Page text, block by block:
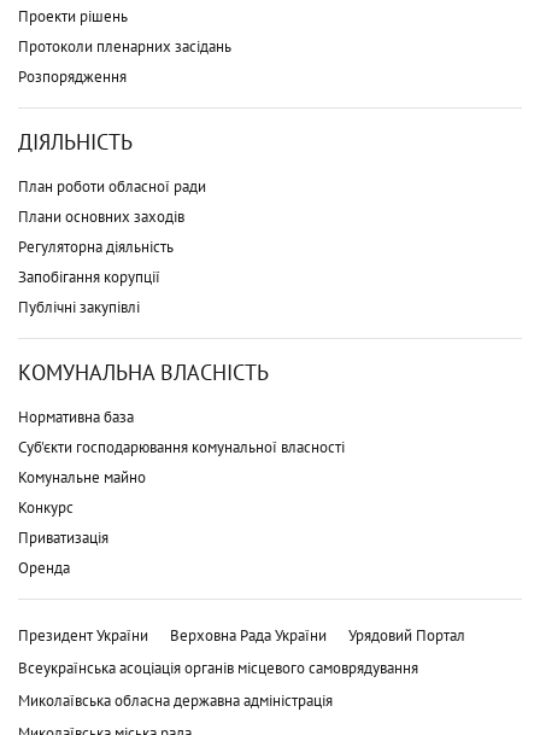
Проекти рішень
Протоколи пленарних засідань
Розпорядження
ДІЯЛЬНІСТЬ
План роботи обласної ради
Плани основних заходів
Регуляторна діяльність
Запобігання корупції
Публічні закупівлі
КОМУНАЛЬНА ВЛАСНІСТЬ
Нормативна база
Суб'єкти господарювання комунальної власності
Комунальне майно
Конкурс
Приватизація
Оренда
Президент України Верховна Рада України
Урядовий Портал
Всеукраїнська асоціація органів місцевого самоврядування
Миколаївська обласна державна адміністрація